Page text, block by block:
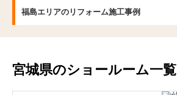
福島エリアのリフォーム施工事例
宮城県のショールーム一覧